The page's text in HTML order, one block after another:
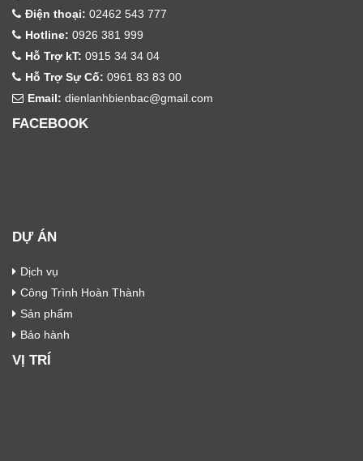
Điện thoại: 02462 543 777
Hotline: 0926 381 999
Hỗ Trợ kT: 0915 34 34 04
Hỗ Trợ Sự Cố: 0961 83 83 00
Email: dienlanhbienbac@gmail.com
FACEBOOK
DỰ ÁN
Dịch vụ
Công Trình Hoàn Thành
Sản phẩm
Bảo hành
VỊ TRÍ